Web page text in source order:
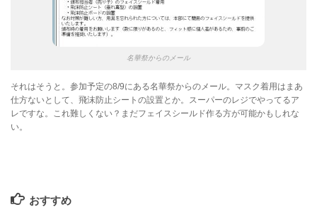
名華祭からのメール
それはそうと。参加予定の8/9にある名華祭からのメール。マスク着用はまあ
仕方ないとして、飛沫防止シートの設置とか。スーパーのレジでやってるア
レですな。これ難しくない？まだフェイスシールド作る方が可能かもしれな
い。
おすすめ